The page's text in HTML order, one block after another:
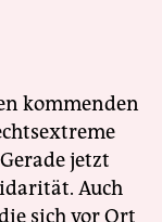
kommenden
jetzt
Auch
sich vor Ort